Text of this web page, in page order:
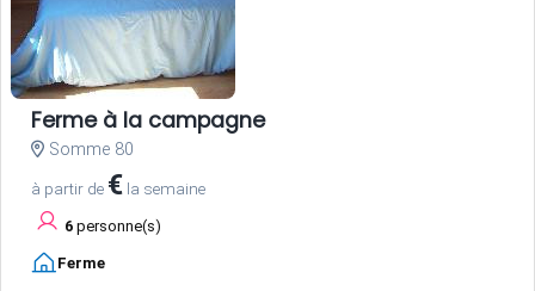
Ferme à la campagne
Somme 80
à partir de € la semaine
6 personne(s)
Ferme